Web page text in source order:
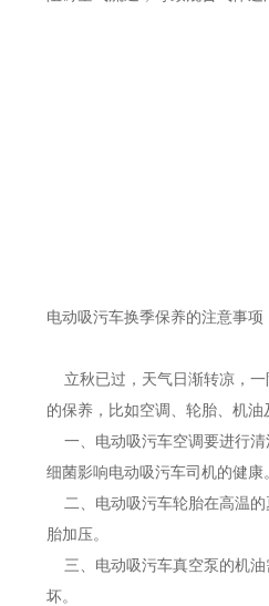
电动吸污车换季保养的注意事项
立秋已过，天气日渐转凉，一
的保养，比如空调、轮胎、机
一、电动吸污车空调要进行清
细菌影响电动吸污车司机的健康。
二、电动吸污车轮胎在高温的
胎加压。
三、电动吸污车真空泵的机油
坏。